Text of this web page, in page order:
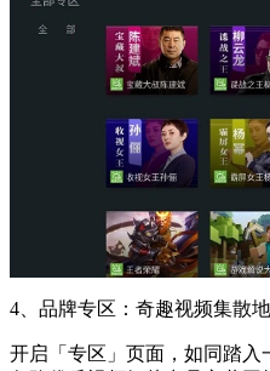
4、品牌专区：奇趣视频集散地
开启「专区」页面，如同踏